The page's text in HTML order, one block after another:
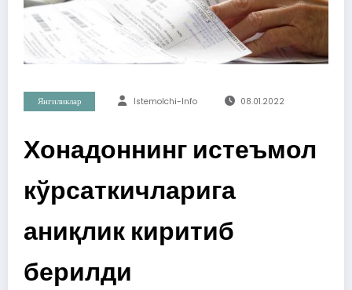
Янгиликлар Istemolchi-Info 08.01.2022
Хонадоннинг истеъмол
кўрсаткичларига
аниқлик киритиб
берилди